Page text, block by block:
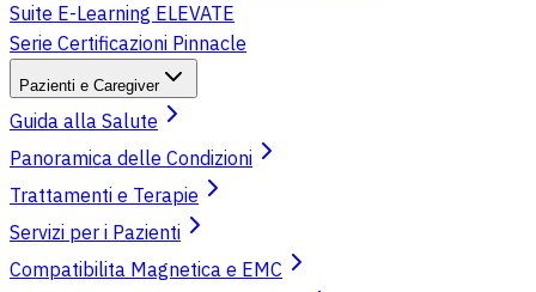
Suite E-Learning ELEVATE
Serie Certificazioni Pinnacle
Pazienti e Caregiver
Guida alla Salute
Panoramica delle Condizioni
Trattamenti e Terapie
Servizi per i Pazienti
Compatibilita Magnetica e EMC